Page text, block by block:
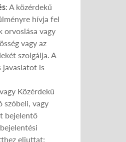
: A közérdekű
hívja fel
orvoslása vagy
vagy az
szolgálja. A
javaslatot is
Közérdekű
szóbeli, vagy
bejelentő
eljuttat;